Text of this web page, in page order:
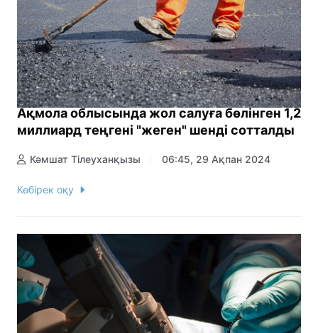
Ақмола облысында жол салуға бөлінген 1,2
миллиард теңгені "жеген" шенді сотталды
Кәмшат Тілеуханқызы 06:45, 29 Ақпан 2024
Көбірек оқу